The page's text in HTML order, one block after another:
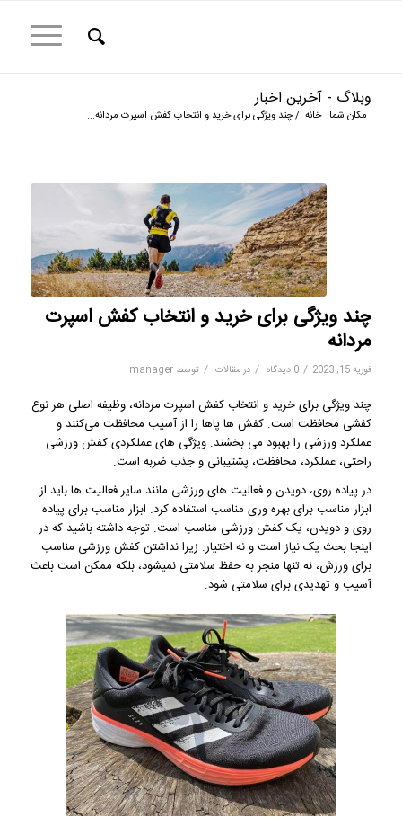
وبلاگ - آخرین اخبار
مکان شما: خانه /چند ویژگی برای خرید و انتخاب کفش اسپرت مردانه...
چند ویژگی برای خرید و انتخاب کفش اسپرت
مردانه
فوریه 15, 2023 / 0 دیدگاه / درمقالات / توسط manager
چند ویژگی برای خرید و انتخاب کفش اسپرت مردانه، وظیفه اصلی هر نوع
کفشی محافظت است. کفش ‌ها پاها را از آسیب محافظت می‌کنند و
عملکرد ورزشی را بهبود می بخشند. ویژگی های عملکردی کفش ورزشی
راحتی، عملکرد، محافظت، پشتیبانی و جذب ضربه است.
در پیاده روی، دویدن و فعالیت های ورزشی مانند سایر فعالیت ها باید از
ابزار مناسب برای بهره وری مناسب استفاده کرد. ابزار مناسب برای پیاده
روی و دویدن، یک کفش ورزشی مناسب است. توجه داشته باشید که در
اینجا بحث یک نیاز است و نه اختیار. زیرا نداشتن کفش ورزشی مناسب
برای ورزش، نه تنها منجر به حفظ سلامتی نمیشود، بلکه ممکن است باعث
آسیب و تهدیدی برای سلامتی شود.